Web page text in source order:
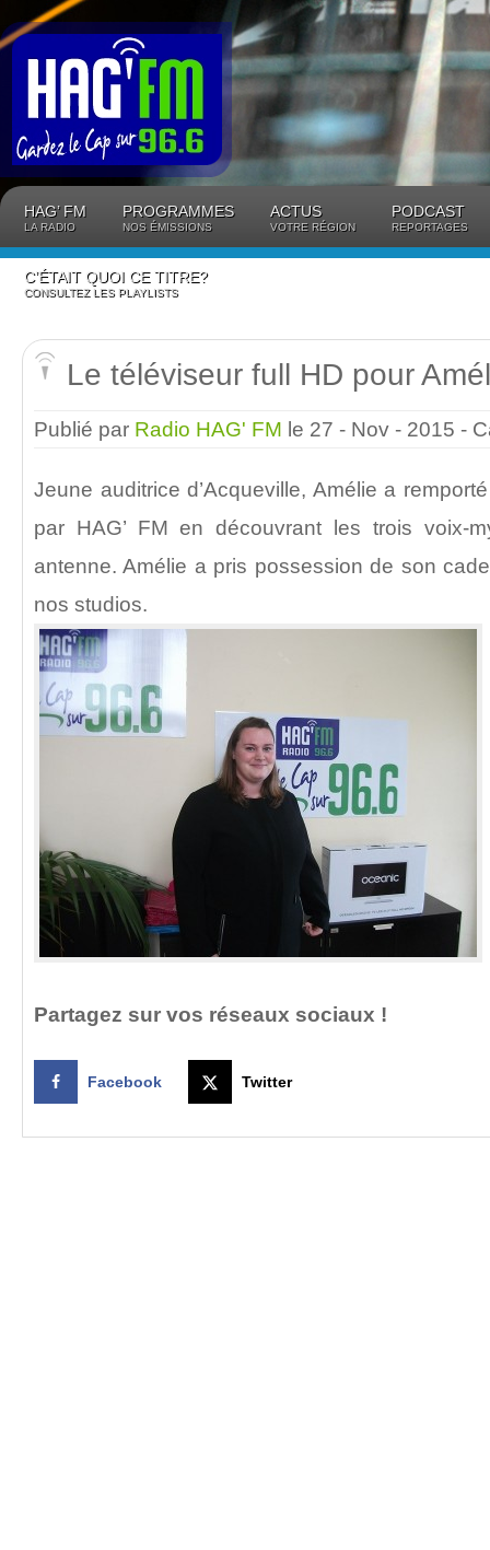
HAG’ FM
LA RADIO
PROGRAMMES
NOS ÉMISSIONS
ACTUS
VOTRE RÉGION
PODCAST
REPORTAGES
C’ÉTAIT QUOI CE TITRE?
CONSULTEZ LES PLAYLISTS
Le téléviseur full HD pour
Publié par Radio HAG' FM le 27 - Nov - 2015 -
Jeune auditrice d’Acqueville, Amélie a
par HAG’ FM en découvrant les trois voix-
antenne. Amélie a pris possession de son
nos studios.
Partagez sur vos réseaux sociaux !
Facebook Twitter
Panneau de gestion des cookies